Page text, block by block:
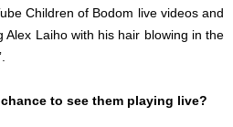
Children of Bodom live videos and
Alex Laiho with his hair blowing in the
to see them playing live?